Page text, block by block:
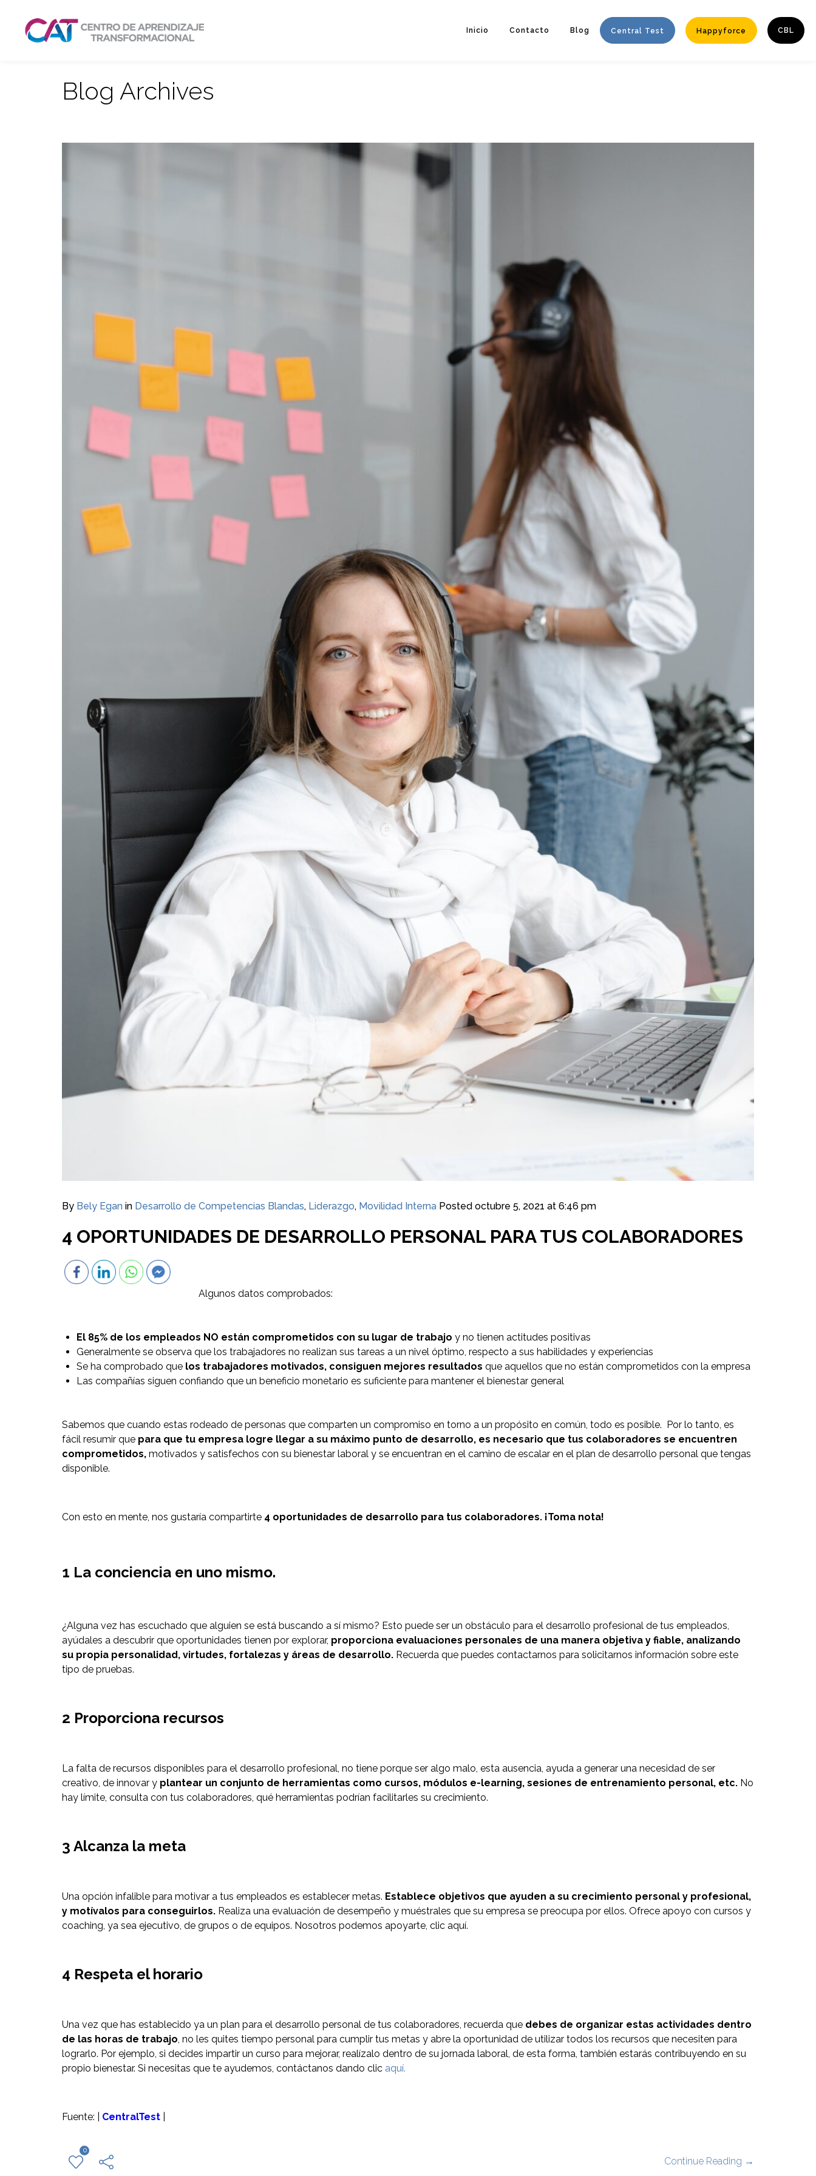
Inicio Contacto Blog Central Test Happyforce CBL
Blog Archives
By Bely Egan in Desarrollo de Competencias Blandas, Liderazgo, Movilidad Interna Posted octubre 5, 2021 at 6:46 pm
4 OPORTUNIDADES DE DESARROLLO PERSONAL PARA TUS COLABORADORES
Algunos datos comprobados:
El 85% de los empleados NO están comprometidos con su lugar de trabajo y no tienen actitudes positivas
Generalmente se observa que los trabajadores no realizan sus tareas a un nivel óptimo, respecto a sus habilidades y experiencias
Se ha comprobado que los trabajadores motivados, consiguen mejores resultados que aquellos que no están comprometidos con la empresa
Las compañías siguen confiando que un beneficio monetario es suficiente para mantener el bienestar general
Sabemos que cuando estas rodeado de personas que comparten un compromiso en torno a un propósito en común, todo es posible. Por lo tanto, es
fácil resumir que para que tu empresa logre llegar a su máximo punto de desarrollo, es necesario que tus colaboradores se encuentren
comprometidos, motivados y satisfechos con su bienestar laboral y se encuentran en el camino de escalar en el plan de desarrollo personal que tengas
disponible.
Con esto en mente, nos gustaría compartirte 4 oportunidades de desarrollo para tus colaboradores. ¡Toma nota!
1 La conciencia en uno mismo.
¿Alguna vez has escuchado que alguien se está buscando a sí mismo? Esto puede ser un obstáculo para el desarrollo profesional de tus empleados,
ayúdales a descubrir que oportunidades tienen por explorar, proporciona evaluaciones personales de una manera objetiva y fiable, analizando
su propia personalidad, virtudes, fortalezas y áreas de desarrollo. Recuerda que puedes contactarnos para solicitarnos información sobre este
tipo de pruebas.
2 Proporciona recursos
La falta de recursos disponibles para el desarrollo profesional, no tiene porque ser algo malo, esta ausencia, ayuda a generar una necesidad de ser
creativo, de innovar y plantear un conjunto de herramientas como cursos, módulos e-learning, sesiones de entrenamiento personal, etc. No
hay límite, consulta con tus colaboradores, qué herramientas podrían facilitarles su crecimiento.
3 Alcanza la meta
Una opción infalible para motivar a tus empleados es establecer metas. Establece objetivos que ayuden a su crecimiento personal y profesional,
y motívalos para conseguirlos. Realiza una evaluación de desempeño y muéstrales que su empresa se preocupa por ellos. Ofrece apoyo con cursos y
coaching, ya sea ejecutivo, de grupos o de equipos. Nosotros podemos apoyarte, clic aquí.
4 Respeta el horario
Una vez que has establecido ya un plan para el desarrollo personal de tus colaboradores, recuerda que debes de organizar estas actividades dentro
de las horas de trabajo, no les quites tiempo personal para cumplir tus metas y abre la oportunidad de utilizar todos los recursos que necesiten para
lograrlo. Por ejemplo, si decides impartir un curso para mejorar, realízalo dentro de su jornada laboral, de esta forma, también estarás contribuyendo en su
propio bienestar. Si necesitas que te ayudemos, contáctanos dando clic aquí.
Fuente: | CentralTest
0
Continue Reading →